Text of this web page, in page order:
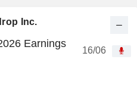
Inc.
Earnings
16/06